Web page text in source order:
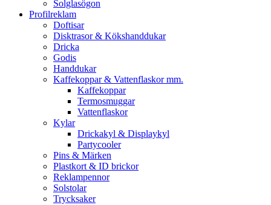
Solglasögon
Profilreklam
Doftisar
Disktrasor & Kökshanddukar
Dricka
Godis
Handdukar
Kaffekoppar & Vattenflaskor mm.
Kaffekoppar
Termosmuggar
Vattenflaskor
Kylar
Drickakyl & Displaykyl
Partycooler
Pins & Märken
Plastkort & ID brickor
Reklampennor
Solstolar
Trycksaker